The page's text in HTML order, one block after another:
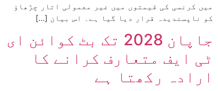
میں کرنسی کی قیمتوں میں غیر معمولی اتار چڑھاؤ
کو ناپسندیدہ قرار دیا گیا ہے۔ اس بیان […]
جاپان 2028 تک بٹ کوائن ای
ٹی ایف متعارف کرانے کا
ارادہ رکھتا ہے